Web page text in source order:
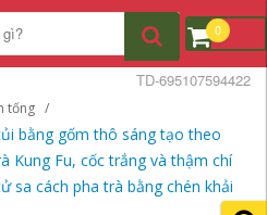
0
tống
bằng gốm thô sáng tạo theo
Kung Fu, cốc trắng và thậm chí
sa cách pha trà bằng chén khải
TD-695107594422